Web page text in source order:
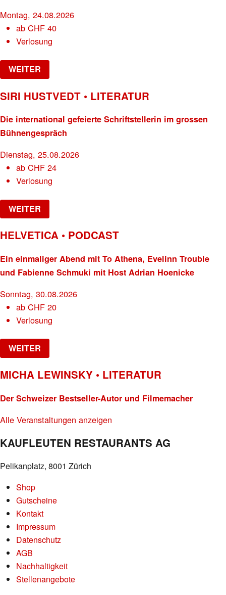
Montag, 24.08.2026
abCHF 40
Verlosung
WEITER
SIRI HUSTVEDT • LITERATUR
Die international gefeierte Schriftstellerin im grossen
Bühnengespräch
Dienstag, 25.08.2026
abCHF 24
Verlosung
WEITER
HELVETICA • PODCAST
Ein einmaliger Abend mit To Athena, Evelinn Trouble
und Fabienne Schmuki mit Host Adrian Hoenicke
Sonntag, 30.08.2026
abCHF 20
Verlosung
WEITER
MICHA LEWINSKY • LITERATUR
Der Schweizer Bestseller-Autor und Filmemacher
Alle Veranstaltungen anzeigen
KAUFLEUTEN RESTAURANTS AG
Pelikanplatz, 8001 Zürich
Shop
Gutscheine
Kontakt
Impressum
Datenschutz
AGB
Nachhaltigkeit
Stellenangebote